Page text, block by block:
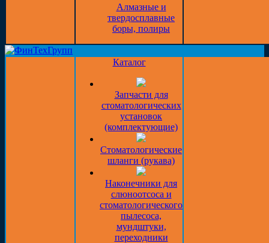
Алмазные и
твердосплавные
боры, полиры
Каталог
Запчасти для
стоматологических
установок
(комплектующие)
Стоматологические
шланги (рукава)
Наконечники для
слюноотсоса и
стоматологического
пылесоса,
мундштуки,
переходники